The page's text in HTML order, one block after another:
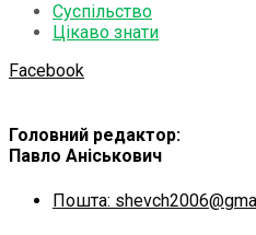
Суспільство
Цікаво знати
Facebook
Головний редактор:
Павло Аніськович
Пошта: